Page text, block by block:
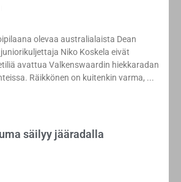
olevaa australialaista Dean
Niko Koskela eivät
avattua Valkenswaardin hiekkaradan
Räikkönen on kuitenkin varma,
säilyy jääradalla